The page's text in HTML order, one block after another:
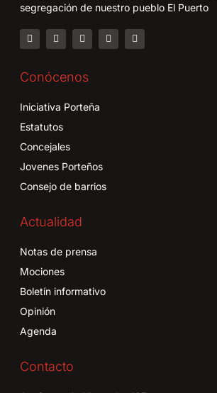
segregación de nuestro pueblo El Puerto
Conócenos
Iniciativa Porteña
Estatutos
Concejales
Jovenes Porteños
Consejo de barrios
Actualidad
Notas de prensa
Mociones
Boletín informativo
Opinión
Agenda
Contacto